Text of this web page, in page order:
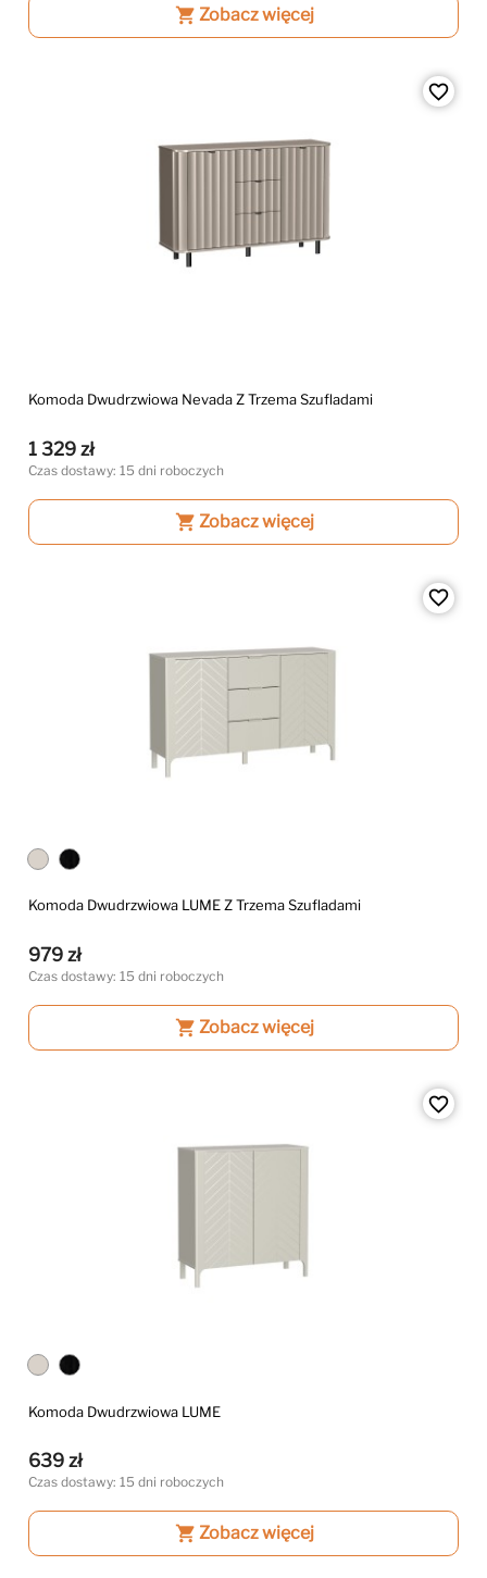
shopping_cart Zobacz więcej
favorite_border
Komoda Dwudrzwiowa Nevada Z Trzema Szufladami
1 329 zł
Czas dostawy: 15 dni roboczych
shopping_cart Zobacz więcej
favorite_border
Komoda Dwudrzwiowa LUME Z Trzema Szufladami
979 zł
Czas dostawy: 15 dni roboczych
shopping_cart Zobacz więcej
favorite_border
Komoda Dwudrzwiowa LUME
639 zł
Czas dostawy: 15 dni roboczych
shopping_cart Zobacz więcej